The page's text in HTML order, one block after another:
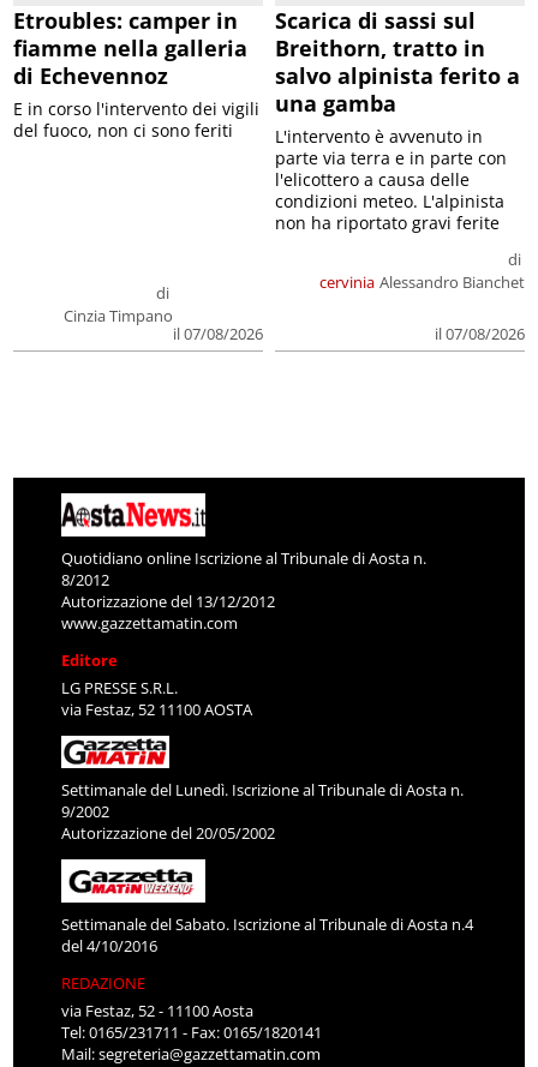
Etroubles: camper in
fiamme nella galleria
di Echevennoz
di
Cinzia Timpano
il 07/08/2026
E in corso l'intervento dei vigili
del fuoco, non ci sono feriti
Scarica di sassi sul
Breithorn, tratto in
salvo alpinista ferito a
una gamba
cervinia
di
Alessandro Bianchet
il 07/08/2026
L'intervento è avvenuto in
parte via terra e in parte con
l'elicottero a causa delle
condizioni meteo. L'alpinista
non ha riportato gravi ferite
Quotidiano online Iscrizione al Tribunale di Aosta n.
8/2012
Autorizzazione del 13/12/2012
www.gazzettamatin.com
Editore
LG PRESSE S.R.L.
via Festaz, 52 11100 AOSTA
Settimanale del Lunedì. Iscrizione al Tribunale di Aosta n.
9/2002
Autorizzazione del 20/05/2002
Settimanale del Sabato. Iscrizione al Tribunale di Aosta n.4
del 4/10/2016
REDAZIONE
via Festaz, 52 - 11100 Aosta
Tel: 0165/231711 - Fax: 0165/1820141
Mail:segreteria@gazzettamatin.com